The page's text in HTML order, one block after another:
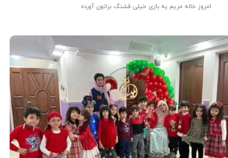
امروز خاله مریم یه بازی خیلی قشنگ براتون آورده